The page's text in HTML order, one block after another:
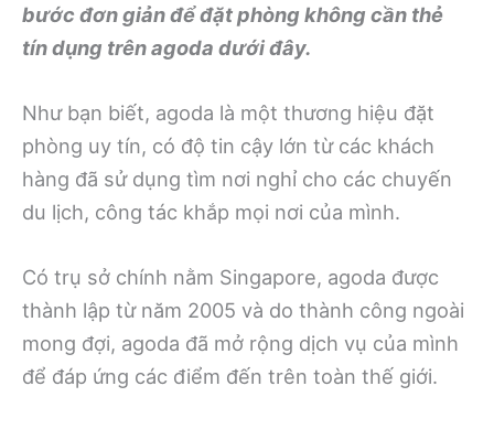
bước đơn giản để đặt phòng không cần thẻ
tín dụng trên agoda dưới đây.
Như bạn biết, agoda là một thương hiệu đặt
phòng uy tín, có độ tin cậy lớn từ các khách
hàng đã sử dụng tìm nơi nghỉ cho các chuyến
du lịch, công tác khắp mọi nơi của mình.
Có trụ sở chính nằm Singapore, agoda được
thành lập từ năm 2005 và do thành công ngoài
mong đợi, agoda đã mở rộng dịch vụ của mình
để đáp ứng các điểm đến trên toàn thế giới.